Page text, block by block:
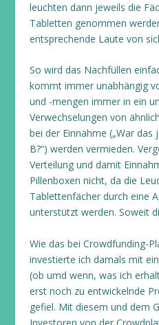
leuchten dann jeweils die
Tabletten genommen
entsprechende Laute von
So wird das Nachfüllen
kommt immer unabhängig
und -mengen immer in ein
Verwechselungen von
bei der Einnahme („War
B?“) werden vermieden.
Verteilung und damit
Pillenboxen nicht, da die
Tablettenfächer durch eine
unterstützt werden. Soweit
Wie das bei Crowdfunding-
investierte ich damals mit
(ob umd wenn, was ich
erst noch zu entwickelnde
gefiel. Mit diesem und dem